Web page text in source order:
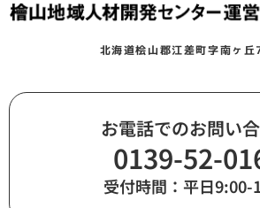
北海道桧山郡江差町字南ヶ
お電話でのお問い
0139-52-
受付時間：平日9:00-